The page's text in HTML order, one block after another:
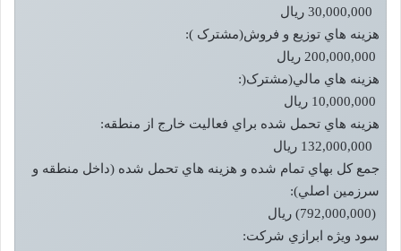
هزينه هاي توزيع و فروش(مشترک ):
هزينه هاي مالي(مشترک(:
هزينه هاي تحمل شده براي فعاليت خارج از منطقه:
جمع کل بهاي تمام شده و هزينه هاي تحمل شده (داخل منطقه و
سرزمين اصلي):
(792,000,000) ريال
سود ويژه ابرازي شرکت: